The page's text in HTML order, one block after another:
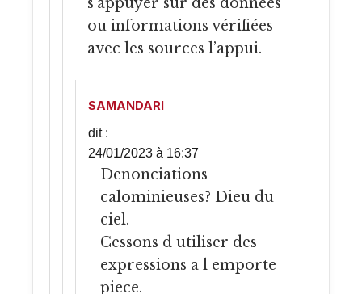
ou informations vérifiées
avec les sources l’appui.
SAMANDARI
dit :
24/01/2023 à 16:37
Denonciations
calominieuses? Dieu du
ciel.
Cessons d utiliser des
expressions a l emporte
piece.